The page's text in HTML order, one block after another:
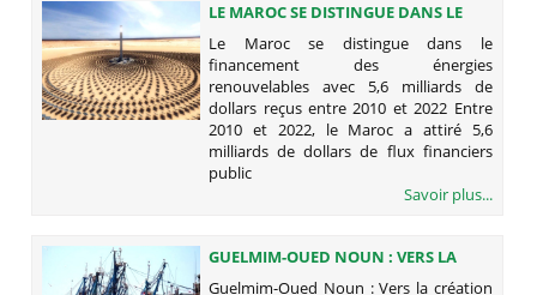
LE MAROC SE DISTINGUE DANS LE
FINANCEMENT DES ÉNERGIES
RENOUVELABLES AVEC 5,6 MILLIARDS
DE DOLLARS REÇUS ENTRE 2010 ET
2022
Le Maroc se distingue dans le
financement des énergies
renouvelables avec 5,6 milliards de
dollars reçus entre 2010 et 2022 Entre
2010 et 2022, le Maroc a attiré 5,6
milliards de dollars de flux financiers
public
Savoir plus...
GUELMIM-OUED NOUN : VERS LA
CRÉATION DU PORT "TANTAN
Guelmim-Oued Noun : Vers la création